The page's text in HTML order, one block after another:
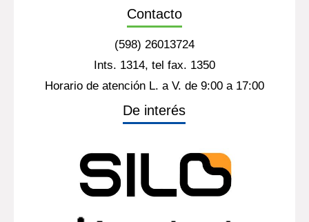
Contacto
(598) 26013724
Ints. 1314, tel fax. 1350
Horario de atención L. a V. de 9:00 a 17:00
De interés